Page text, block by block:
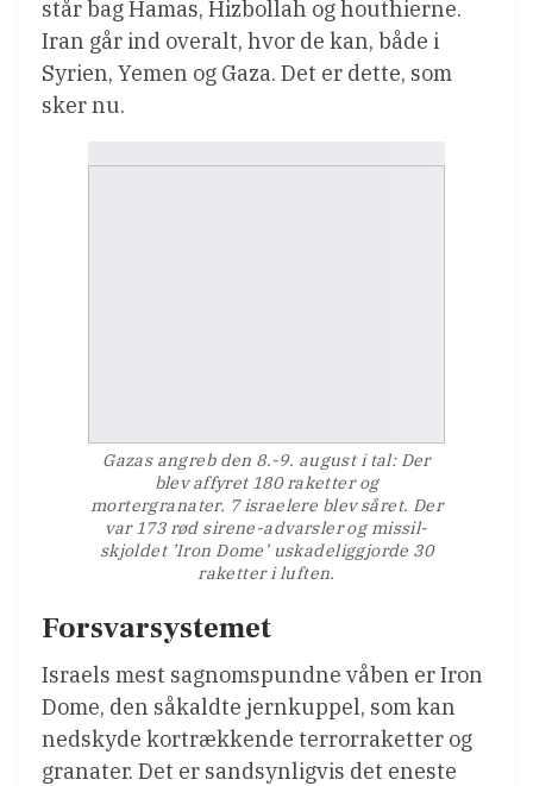
står bag Hamas, Hizbollah og houthierne.
Iran går ind overalt, hvor de kan, både i
Syrien, Yemen og Gaza. Det er dette, som
sker nu.
Gazas angreb den 8.-9. august i tal: Der
blev affyret 180 raketter og
mortergranater. 7 israelere blev såret. Der
var 173 rød sirene-advarsler og missil-
skjoldet ’Iron Dome’ uskadeliggjorde 30
raketter i luften.
Forsvarsystemet
Israels mest sagnomspundne våben er Iron
Dome, den såkaldte jernkuppel, som kan
nedskyde kortrækkende terrorraketter og
granater. Det er sandsynligvis det eneste